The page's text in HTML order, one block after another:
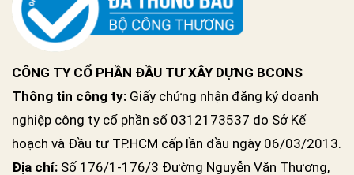
CÔNG TY CỔ PHẦN ĐẦU TƯ XÂY DỰNG BCONS
Thông tin công ty: Giấy chứng nhận đăng ký doanh
nghiệp công ty cổ phần số 0312173537 do Sở Kế
hoạch và Đầu tư TP.HCM cấp lần đầu ngày 06/03/2013.
Địa chỉ: Số 176/1-176/3 Đường Nguyễn Văn Thương,